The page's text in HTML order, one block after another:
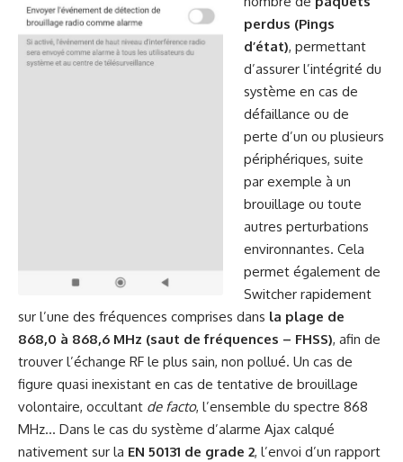
perdus (Pings
d’état), permettant
d’assurer l’intégrité du
système en cas de
défaillance ou de
perte d’un ou plusieurs
périphériques, suite
par exemple à un
brouillage ou toute
autres perturbations
environnantes. Cela
permet également de
Switcher rapidement
sur l’une des fréquences comprises dans la plage de
868,0 à 868,6 MHz (saut de fréquences – FHSS), afin de
trouver l’échange RF le plus sain, non pollué. Un cas de
figure quasi inexistant en cas de tentative de brouillage
volontaire, occultant de facto, l’ensemble du spectre 868
MHz… Dans le cas du système d’alarme Ajax calqué
nativement sur la EN 50131 de grade 2, l’envoi d’un rapport